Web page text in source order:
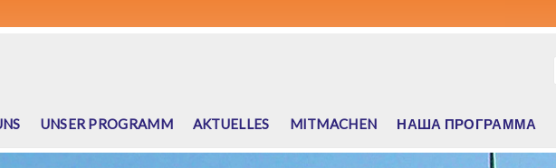
UNSER PROGRAMM AKTUELLES MITMACHEN НАША ПРОГРАММА